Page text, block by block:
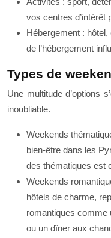
vos centres d’intérêt
Hébergement :
de l’hébergement
Types de
Une multitude d’options
inoubliable.
Weekends
bien-être dans les
des thématiques est
Weekends
hôtels de charme,
romantiques comme
ou un dîner aux